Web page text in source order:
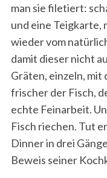
man sie filetiert:
und eine Teigkarte,
wieder vom
damit dieser nicht
Gräten, einzeln, mit
frischer der Fisch,
echte Feinarbeit.
Fisch riechen. Tut
Dinner in drei
Beweis seiner